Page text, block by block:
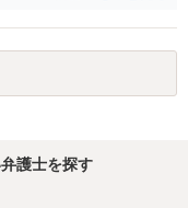
護士を探す